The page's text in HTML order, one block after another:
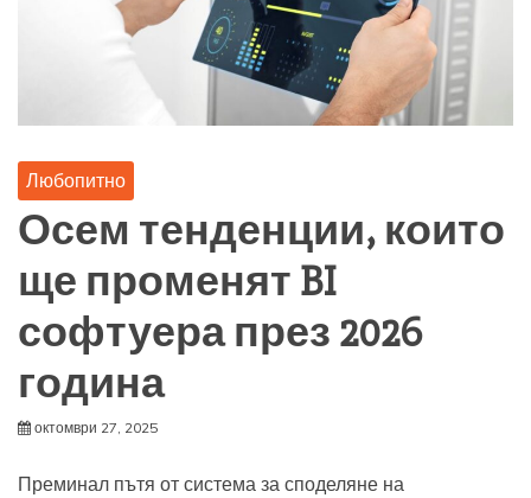
Любопитно
Осем тенденции, които
ще променят BI
софтуера през 2026
година
октомври 27, 2025
Преминал пътя от система за споделяне на